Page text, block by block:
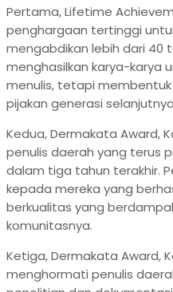
Pertama, Lifetime
penghargaan tertinggi
mengabdikan lebih dari 40
menghasilkan karya-karya
menulis, tetapi
pijakan generasi
Kedua, Dermakata Award,
penulis daerah yang terus
dalam tiga tahun terakhir.
kepada mereka yang
berkualitas yang
komunitasnya.
Ketiga, Dermakata Award,
menghormati penulis